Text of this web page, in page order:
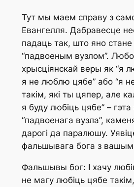
Тут мы маем справу з
Евангелля. Дабравесце
падаць так, што яно
“падвоеным вузлом”.
хрысціянскай веры як “я
я не люблю цябе” або “я
такім, які ты цяпер, але
я буду любіць цябе” –
“падвоенага вузла”,
дарогі да паралюшу.
фальшывага бога з вашым
Фальшывы бог: І хачу
не магу любіць цябе